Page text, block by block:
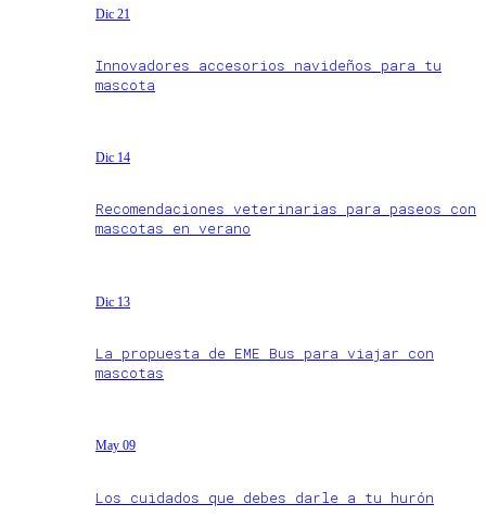
Dic 21
Innovadores accesorios navideños para tu
mascota
Dic 14
Recomendaciones veterinarias para paseos con
mascotas en verano
Dic 13
La propuesta de EME Bus para viajar con
mascotas
May 09
Los cuidados que debes darle a tu hurón